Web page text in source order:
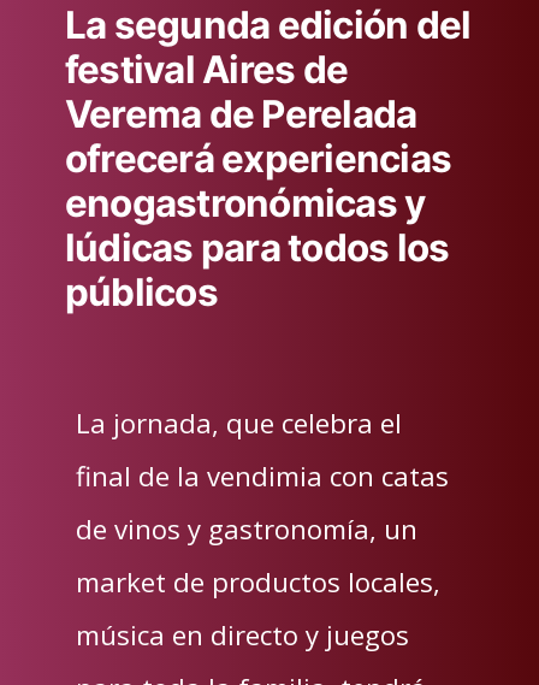
La segunda edición del
festival Aires de
Verema de Perelada
ofrecerá experiencias
enogastronómicas y
lúdicas para todos los
públicos
La jornada, que celebra el
final de la vendimia con catas
de vinos y gastronomía, un
market de productos locales,
música en directo y juegos